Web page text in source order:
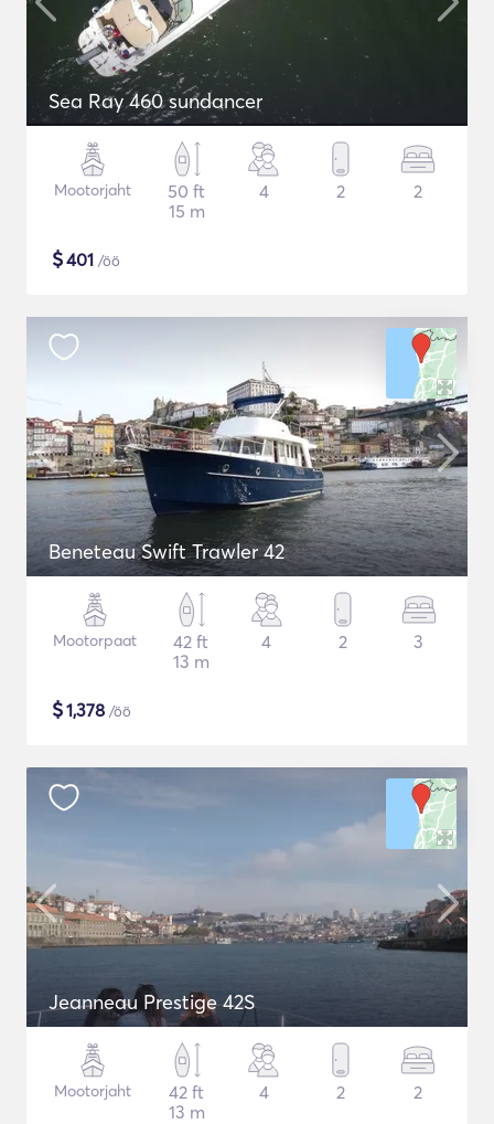
Sea Ray 460 sundancer
Mootorjaht
50 ft
15 m
4 2 2
$401 /öö
Beneteau Swift Trawler 42
Mootorpaat
42 ft
13 m
4 2 3
$1,378 /öö
Jeanneau Prestige 42S
Mootorjaht
42 ft
13 m
4 2 2